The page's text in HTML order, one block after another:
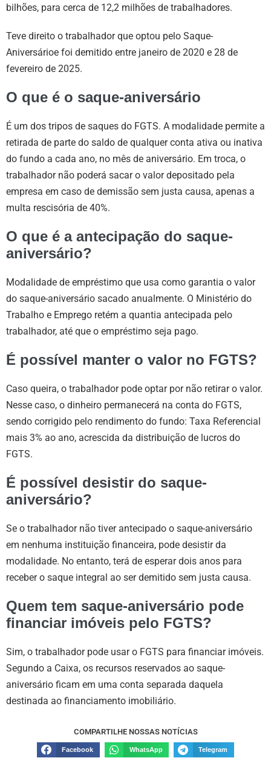
bilhões, para cerca de 12,2 milhões de trabalhadores.
Teve direito o trabalhador que optou pelo Saque-
Aniversárioe foi demitido entre janeiro de 2020 e 28 de
fevereiro de 2025.
O que é o saque-aniversário
É um dos tripos de saques do FGTS. A modalidade permite a
retirada de parte do saldo de qualquer conta ativa ou inativa
do fundo a cada ano, no mês de aniversário. Em troca, o
trabalhador não poderá sacar o valor depositado pela
empresa em caso de demissão sem justa causa, apenas a
multa rescisória de 40%.
O que é a antecipação do saque-
aniversário?
Modalidade de empréstimo que usa como garantia o valor
do saque-aniversário sacado anualmente. O Ministério do
Trabalho e Emprego retém a quantia antecipada pelo
trabalhador, até que o empréstimo seja pago.
É possível manter o valor no FGTS?
Caso queira, o trabalhador pode optar por não retirar o valor.
Nesse caso, o dinheiro permanecerá na conta do FGTS,
sendo corrigido pelo rendimento do fundo: Taxa Referencial
mais 3% ao ano, acrescida da distribuição de lucros do
FGTS.
É possível desistir do saque-
aniversário?
Se o trabalhador não tiver antecipado o saque-aniversário
em nenhuma instituição financeira, pode desistir da
modalidade. No entanto, terá de esperar dois anos para
receber o saque integral ao ser demitido sem justa causa.
Quem tem saque-aniversário pode
financiar imóveis pelo FGTS?
Sim, o trabalhador pode usar o FGTS para financiar imóveis.
Segundo a Caixa, os recursos reservados ao saque-
aniversário ficam em uma conta separada daquela
destinada ao financiamento imobiliário.
COMPARTILHE NOSSAS NOTÍCIAS
Facebook WhatsApp Telegram